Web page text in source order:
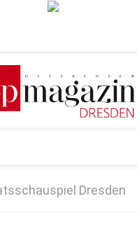
Dresden / Ostsachsen
Dresden